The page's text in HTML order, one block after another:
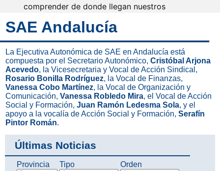
comprender de donde llegan nuestros
Aceptar
Rechazar
Configurar
SAE Andalucía
La Ejecutiva Autonómica de SAE en Andalucía está
compuesta por el Secretario Autonómico,Cristóbal Arjona
Acevedo, la Vicesecretaria y Vocal de Acción Sindical,
Rosario Bonilla Rodríguez, la Vocal de Finanzas,
Vanessa Cobo Martínez, la Vocal de Organización y
Comunicación,Vanessa Robledo Mira, el Vocal de Acción
Social y Formación,Juan Ramón Ledesma Sola, y el
apoyo a la vocalía de Acción Social y Formación,Serafín
Pintor Román.
Últimas Noticias
Provincia Tipo Orden